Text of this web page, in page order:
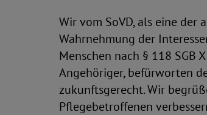
Wir vom SoVD, als eine der
Wahrnehmung der
Menschen nach § 118
Angehöriger, befürworten
zukunftsgerecht. Wir
Pflegebetroffenen